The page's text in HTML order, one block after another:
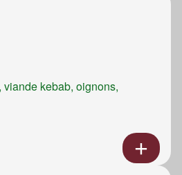
viande kebab, oignons,